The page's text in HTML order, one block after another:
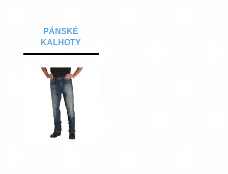
PÁNSKÉ
KALHOTY